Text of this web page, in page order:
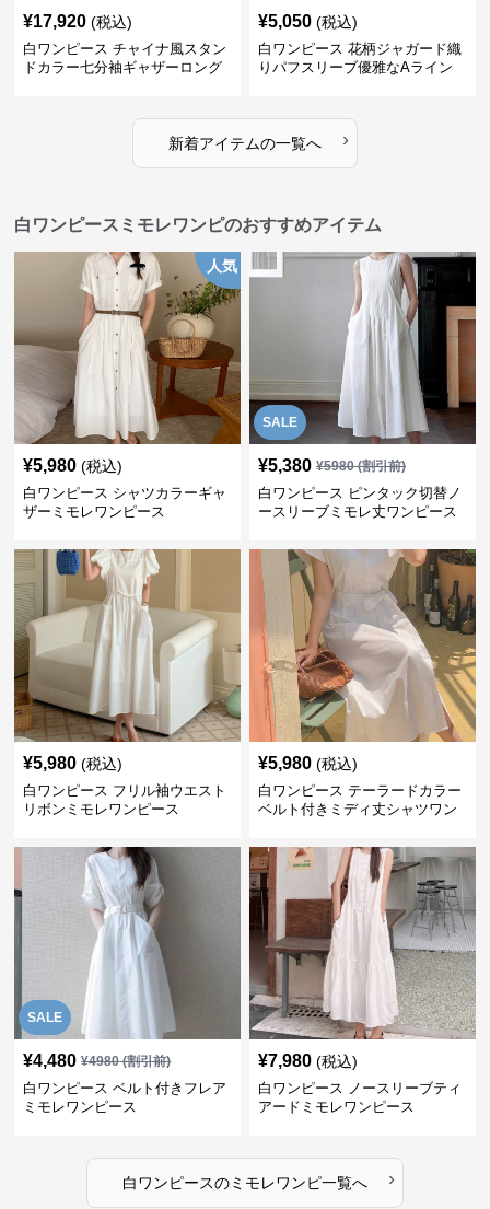
¥17,920 (税込)
白ワンピース チャイナ風スタン
ドカラー七分袖ギャザーロング
¥5,050 (税込)
白ワンピース 花柄ジャガード織
りパフスリーブ優雅なAライン
新着アイテムの一覧へ ›
白ワンピースミモレワンピのおすすめアイテム
人気
¥5,980 (税込)
白ワンピース シャツカラーギャ
ザーミモレワンピース
SALE
¥5,380 ¥5980(割引前)
白ワンピース ピンタック切替ノ
ースリーブミモレ丈ワンピース
¥5,980 (税込)
白ワンピース フリル袖ウエスト
リボンミモレワンピース
¥5,980 (税込)
白ワンピース テーラードカラー
ベルト付きミディ丈シャツワン
SALE
¥4,480 ¥4980(割引前)
白ワンピース ベルト付きフレア
ミモレワンピース
¥7,980 (税込)
白ワンピース ノースリーブティ
アードミモレワンピース
白ワンピースのミモレワンピ一覧へ ›